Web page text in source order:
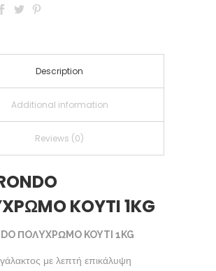
Description
Additional information
Reviews (0)
KOYTI 1KG
ΠOΛYXPΩMO KOYTI 1KG
με λεπτή επικάλυψη